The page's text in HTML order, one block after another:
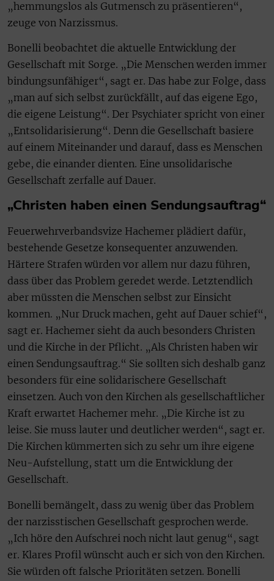
„hemmungslos als Gutmensch zu präsentieren“,
zeuge von Narzissmus.
Bonelli beobachtet die aktuelle Entwicklung der
Gesellschaft mit Sorge. „Die Menschen werden immer
bindungsunfähiger“, sagt er. Das habe zur Folge, dass
„man auf sich selbst zurückfällt, auf das eigene Ego,
die eigene Leistung“. Der Psychiater spricht von einer
„Entsolidarisierung“. Denn die Gesellschaft basiere
auf einem Miteinander und darauf, dass es Menschen
gebe, die einander dienten. Eine unsolidarische
Gesellschaft zerfalle auf Dauer.
„Christen haben einen Sendungsauftrag“
Feuerwehrverbandsvize Hachemer plädiert dafür,
bestehende Gesetze konsequenter anzuwenden.
Härtere Strafen würden vor allem nur dazu führen,
dass über das Problem geredet werde. Letztendlich
aber müssten die Menschen selbst zur Einsicht
kommen. „Nur Druck machen, geht auf Dauer schief“,
sagt er. Hachemer sieht da auch besonders Christen
und die Kirche in der Pflicht. „Als Christen haben wir
einen Sendungsauftrag.“ Sie sollten sich deshalb ganz
besonders für eine solidarischere Gesellschaft
einsetzen. Auch von den Kirchen als gesellschaftlicher
Kraft erwartet Hachemer mehr. „Die Kirche ist zu
leise. Sie muss lauter und deutlicher werden“, sagt er.
Die Kirchen kümmerten sich zu sehr um ihre eigene
Neu-Aufstellung, statt um die Entwicklung der
Gesellschaft.
Bonelli bemängelt, dass zu wenig über das Problem
der narzisstischen Gesellschaft gesprochen werde.
„Ich höre den Aufschrei noch nicht laut genug“, sagt
er. Klares Profil wünscht auch er sich von den Kirchen.
Sie würden oft falsche Prioritäten setzen. Bonelli